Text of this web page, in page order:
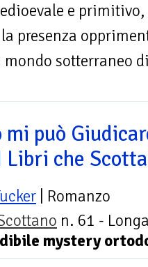
e
presenza
sotterraneo
mi può
Libri che
| Romanzo
n. 61 -
mystery